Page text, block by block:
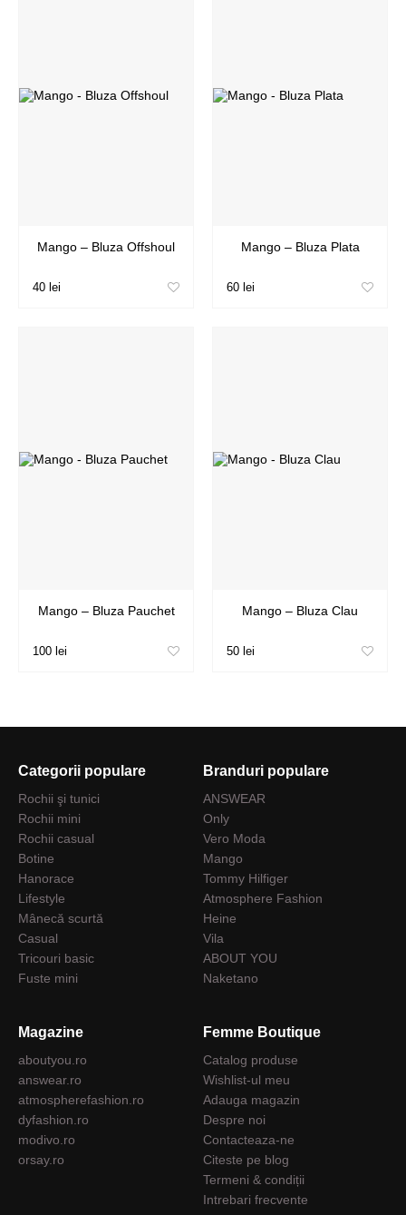
Mango – Bluza Offshoul
40 lei
Mango – Bluza Plata
60 lei
Mango – Bluza Pauchet
100 lei
Mango – Bluza Clau
50 lei
Categorii populare
Rochii şi tunici
Rochii mini
Rochii casual
Botine
Hanorace
Lifestyle
Mânecă scurtă
Casual
Tricouri basic
Fuste mini
Branduri populare
ANSWEAR
Only
Vero Moda
Mango
Tommy Hilfiger
Atmosphere Fashion
Heine
Vila
ABOUT YOU
Naketano
Magazine
aboutyou.ro
answear.ro
atmospherefashion.ro
dyfashion.ro
modivo.ro
orsay.ro
Femme Boutique
Catalog produse
Wishlist-ul meu
Adauga magazin
Despre noi
Contacteaza-ne
Citeste pe blog
Termeni & condiții
Intrebari frecvente